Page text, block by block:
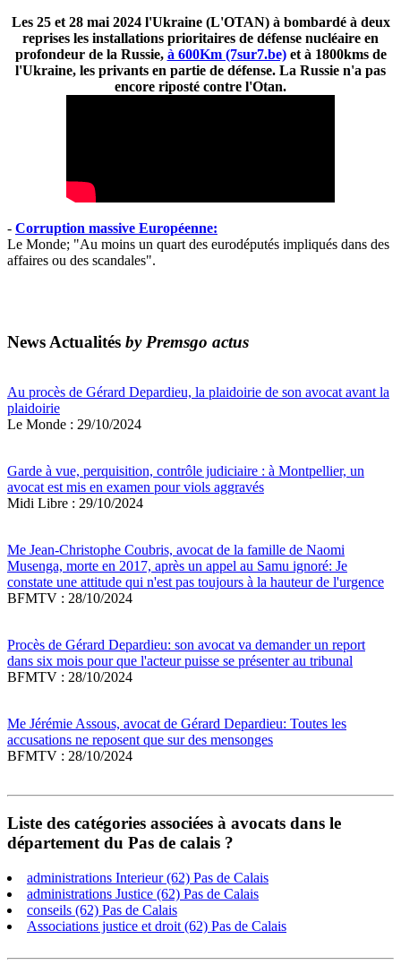
Les 25 et 28 mai 2024 l'Ukraine (L'OTAN) à bombardé à deux
reprises les installations prioritaires de défense nucléaire en
profondeur de la Russie, à 600Km (7sur7.be)et à 1800kms de
l'Ukraine, les privants en partie de défense. La Russie n'a pas
encore riposté contre l'Otan.
- Corruption massive Européenne:
Le Monde; "Au moins un quart des eurodéputés impliqués dans des
affaires ou des scandales".
News Actualités by Premsgo actus
Au procès de Gérard Depardieu, la plaidoirie de son avocat avant la
plaidoirie
Le Monde : 29/10/2024
Garde à vue, perquisition, contrôle judiciaire : à Montpellier, un
avocat est mis en examen pour viols aggravés
Midi Libre : 29/10/2024
Me Jean-Christophe Coubris, avocat de la famille de Naomi
Musenga, morte en 2017, après un appel au Samu ignoré: Je
constate une attitude qui n'est pas toujours à la hauteur de l'urgence
BFMTV : 28/10/2024
Procès de Gérard Depardieu: son avocat va demander un report
dans six mois pour que l'acteur puisse se présenter au tribunal
BFMTV : 28/10/2024
Me Jérémie Assous, avocat de Gérard Depardieu: Toutes les
accusations ne reposent que sur des mensonges
BFMTV : 28/10/2024
Liste des catégories associées à avocats dans le
département du Pas de calais ?
administrations Interieur (62) Pas de Calais
administrations Justice (62) Pas de Calais
conseils (62) Pas de Calais
Associations justice et droit (62) Pas de Calais